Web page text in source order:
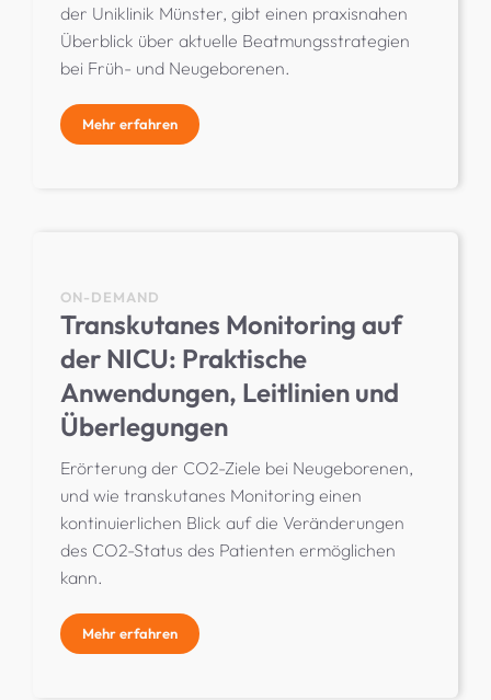
der Uniklinik Münster, gibt einen praxisnahen
Überblick über aktuelle Beatmungsstrategien
bei Früh- und Neugeborenen.
Mehr erfahren
ON-DEMAND
Transkutanes Monitoring auf
der NICU: Praktische
Anwendungen, Leitlinien und
Überlegungen
Erörterung der CO2-Ziele bei Neugeborenen,
und wie transkutanes Monitoring einen
kontinuierlichen Blick auf die Veränderungen
des CO2-Status des Patienten ermöglichen
kann.
Mehr erfahren